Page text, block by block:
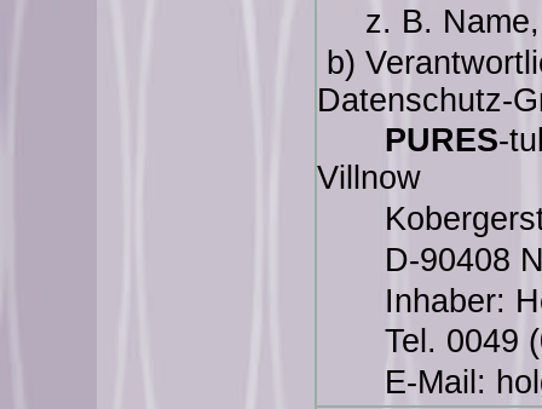
z. B. Name,
b)
Datenschutz-
PURES-
Villnow
D-90408
Inhaber:
Tel. 0049
E-Mail: